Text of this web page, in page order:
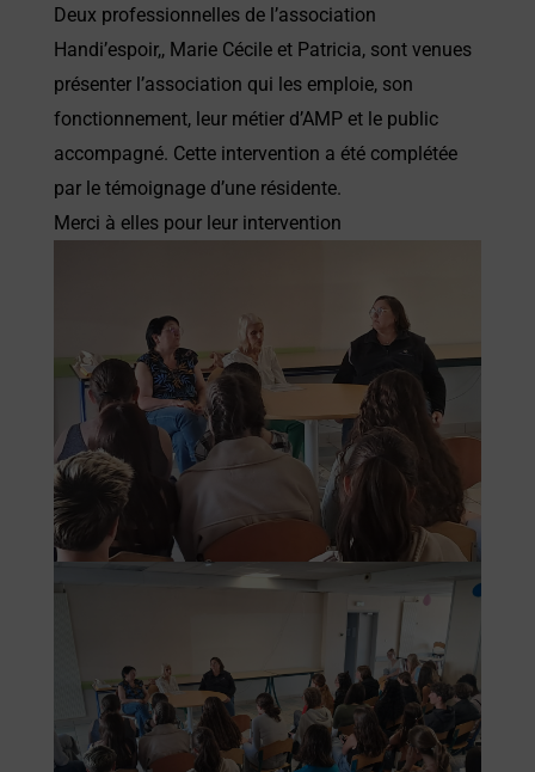
Deux professionnelles de l’association
Handi’espoir,, Marie Cécile et Patricia, sont venues
présenter l’association qui les emploie, son
fonctionnement, leur métier d’AMP et le public
accompagné. Cette intervention a été complétée
par le témoignage d’une résidente.
Merci à elles pour leur intervention